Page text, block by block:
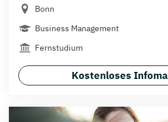
Bonn
Business Management
Fernstudium
Kostenloses